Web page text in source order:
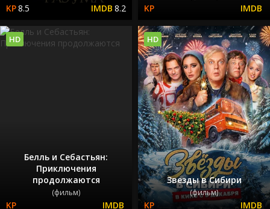
8.5 8.2
Белль и Себастьян:
Приключения
продолжаются
(фильм)
HD
Звезды в Сибири
(фильм)
HD